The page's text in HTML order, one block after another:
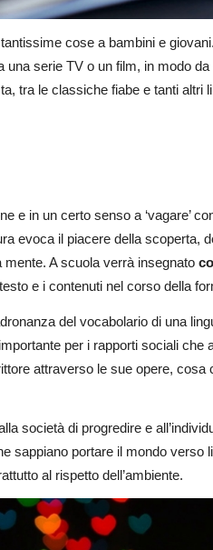
cose a bambini e
serie TV o un film, in modo
tra le classiche fiabe e tanti altri
e in un certo senso a ‘vagare’
evoca il piacere della scoperta,
mente. A scuola verrà insegnato
e i contenuti nel corso della
del vocabolario di una
per i rapporti sociali che
attraverso le sue opere,
società di progredire e
sappiano portare il mondo verso
al rispetto dell’ambiente.